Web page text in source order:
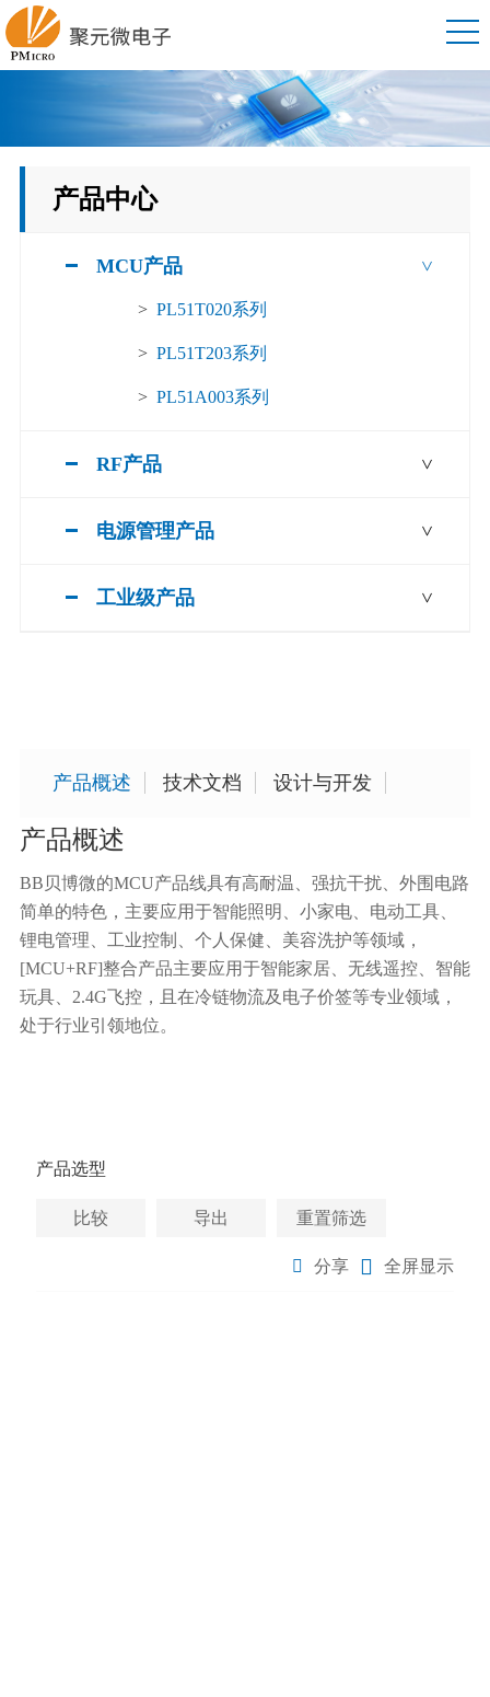
产品中心
MCU产品 >
> PL51T020系列
> PL51T203系列
> PL51A003系列
RF产品 >
电源管理产品 >
工业级产品 >
产品概述 技术文档 设计与开发
产品概述
BB贝博微的MCU产品线具有高耐温、强抗干扰、外围电路
简单的特色，主要应用于智能照明、小家电、电动工具、
锂电管理、工业控制、个人保健、美容洗护等领域，
[MCU+RF]整合产品主要应用于智能家居、无线遥控、智能
玩具、2.4G飞控，且在冷链物流及电子价签等专业领域，
处于行业引领地位。